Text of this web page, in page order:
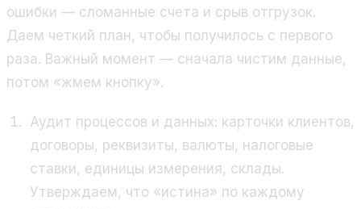
ошибки — сломанные счета и срыв отгрузок.
Даем четкий план, чтобы получилось с первого
раза. Важный момент — сначала чистим данные,
потом «жмем кнопку».
Аудит процессов и данных: карточки клиентов,
договоры, реквизиты, валюты, налоговые
ставки, единицы измерения, склады.
Утверждаем, что «истина» по каждому